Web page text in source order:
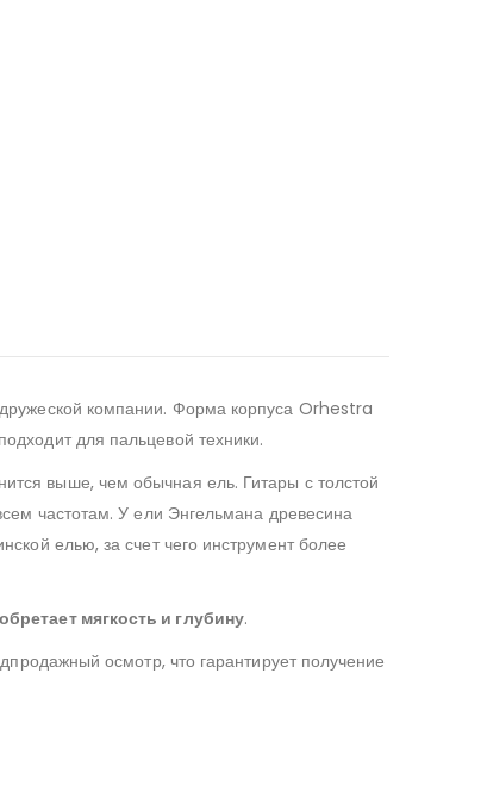
компании. Форма корпуса Orhestra
для пальцевой техники.
выше, чем обычная ель. Гитары с толстой
частотам. У ели Энгельмана древесина
елью, за счет чего инструмент более
мягкость и глубину.
осмотр, что гарантирует получение